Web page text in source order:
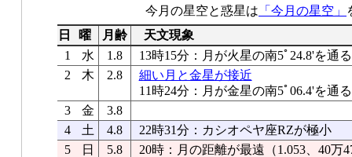
今月の星空と惑星は 「今月の星空」
日
曜 月齢
天文現象
1
水 1.8
13時15分：月が火星の南5ﾟ24.8'を通る
2
木 2.8
細い月と金星が接近
11時24分：月が金星の南5ﾟ06.4'を通る
3
金
3.8
4
土 4.8
22時31分：カシオペヤ座RZが極小
5
日 5.8
20時：月の距離が最遠（1.053、40万